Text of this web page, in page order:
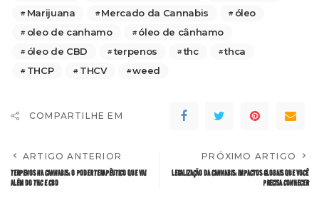
Marijuana
Mercado da Cannabis
óleo
oleo de canhamo
óleo de cânhamo
óleo de CBD
terpenos thc
thca
THCP
THCV weed
COMPARTILHE EM
ARTIGO ANTERIOR
TERPENOS NA CANNABIS: O PODER TERAPÊUTICO QUE VAI
ALÉM DO THC E CBD
PRÓXIMO ARTIGO
LEGALIZAÇÃO DA CANNABIS: IMPACTOS GLOBAIS QUE VOCÊ
PRECISA CONHECER